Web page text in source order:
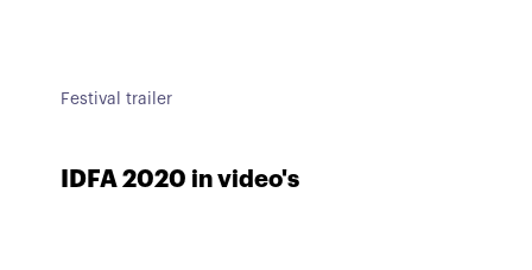
Festival trailer
IDFA 2020 in video's